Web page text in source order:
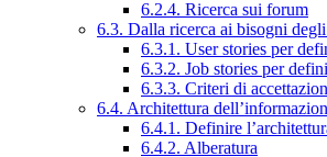
6.2.4. Ricerca sui forum
6.3. Dalla ricerca ai bisogni
6.3.1. User stories per
6.3.2. Job stories per
6.3.3. Criteri di
6.4. Architettura
6.4.1. Definire
6.4.2. Alberatura